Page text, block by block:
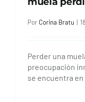
Por Corina Bratu |
Perder una
preocupación
se encuentra